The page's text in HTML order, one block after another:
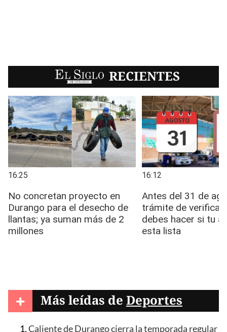
EL SIGLO RECIENTES
+ Más leídas de Deportes
Caliente de Durango cierra la temporada regular